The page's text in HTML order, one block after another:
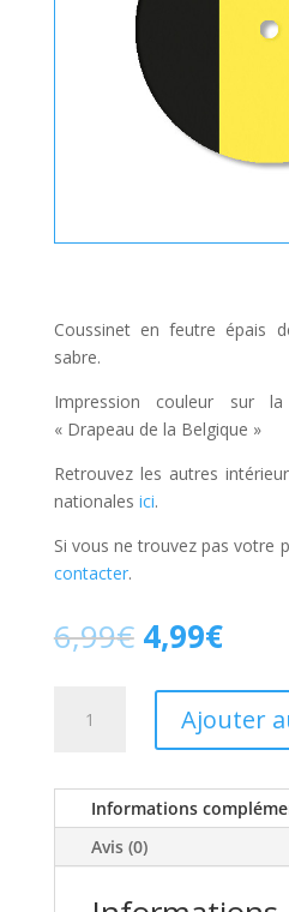
Coussinet en feutre épais
sabre.
Impression couleur sur
« Drapeau de la Belgique »
Retrouvez les autres
nationales ici.
Si vous ne trouvez pas votre
contacter.
6,99€ Le
prix
initial
était :
6,99€.
4,99€Le
prix
est :
Sabre
[Deluxe]
Ajouter
Informations
Avis (0)